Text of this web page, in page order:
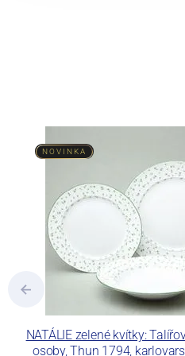
a.s. včetně
tlakového
dekorovat
Concordia
NATÁLIE zelené kvítky:
osoby, Thun 1794,
NOVINKA